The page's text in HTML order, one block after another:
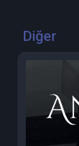
Diğer